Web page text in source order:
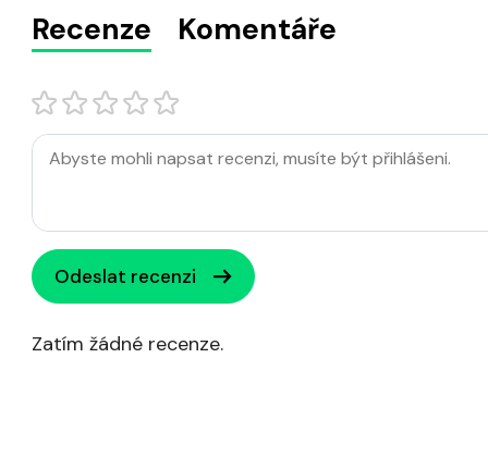
Recenze Komentáře
Odeslat recenzi
Zatím žádné recenze.